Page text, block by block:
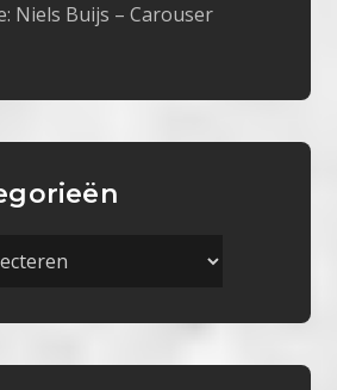
Niels Buijs – Carouser